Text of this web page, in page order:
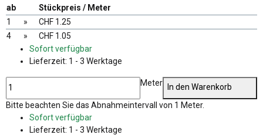
ab
Stückpreis / Meter
1
»
CHF 1.25
4
»
CHF 1.05
Sofort verfügbar
Lieferzeit: 1 - 3 Werktage
Meter
In den Warenkorb
xBitte beachten Sie das Abnahmeintervall von 1 Meter.
Sofort verfügbar
Lieferzeit: 1 - 3 Werktage